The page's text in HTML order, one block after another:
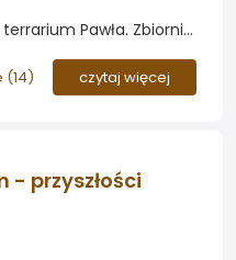
Pawła. Zbiornik
(14) czytaj więcej
- przyszłości